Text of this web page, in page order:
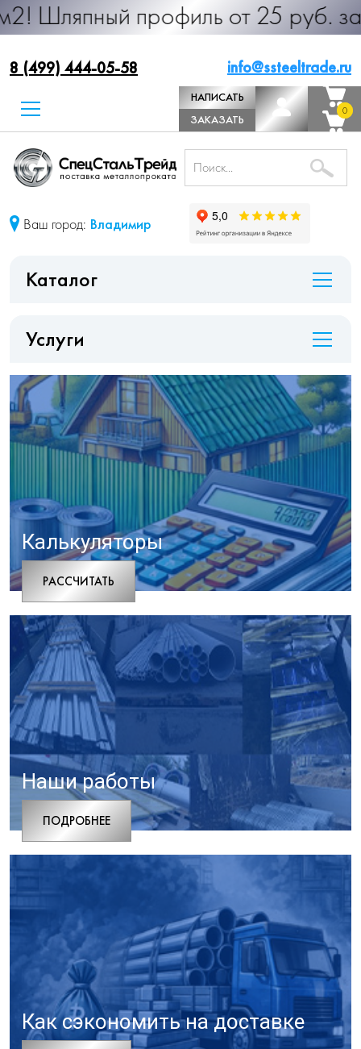
профиль от 25 руб. за м.п.
8 (499) 444-05-58 info@ssteeltrade.ru
НАПИСАТЬ
ДИРЕКТОРУ
ЗАКАЗАТЬ
ЗВОНОК
0
0
Ваш город: Владимир
Каталог
Услуги
Калькуляторы
РАCСЧИТАТЬ
Наши работы
ПОДРОБНЕЕ
Как сэкономить на доставке